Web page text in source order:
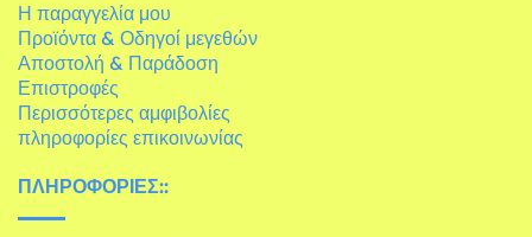
Η παραγγελία μου
Προϊόντα & Οδηγοί μεγεθών
Αποστολή & Παράδοση
Επιστροφές
Περισσότερες αμφιβολίες
πληροφορίες επικοινωνίας
ΠΛΗΡΟΦΟΡΊΕΣ::